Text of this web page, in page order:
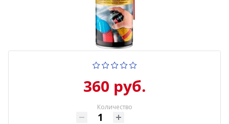
360 руб.
Количество